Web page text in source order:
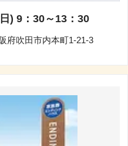
) 9：30～13：30
府吹田市内本町1-21-3